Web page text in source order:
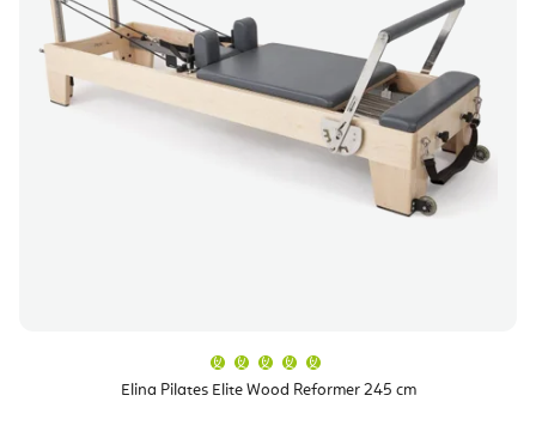
Elina Pilates Elite Wood Reformer 245 cm
átlagos
értékelése